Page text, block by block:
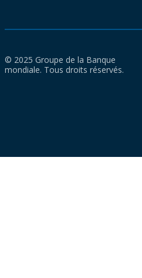
© 2025 Groupe de la Banque
mondiale. Tous droits réservés.